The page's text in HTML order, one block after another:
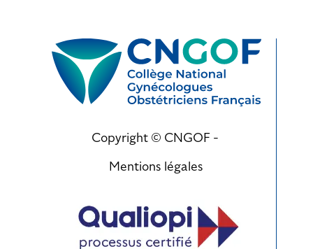
Copyright © CNGOF -
Mentions légales